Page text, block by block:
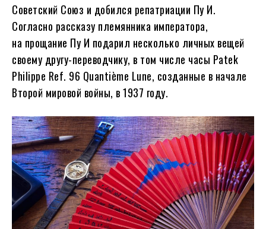
Советский Союз и добился репатриации Пу И.
Согласно рассказу племянника императора,
на прощание Пу И подарил несколько личных вещей
своему другу-переводчику, в том числе часы Patek
Philippe Ref. 96 Quantième Lune, созданные в начале
Второй мировой войны, в 1937 году.